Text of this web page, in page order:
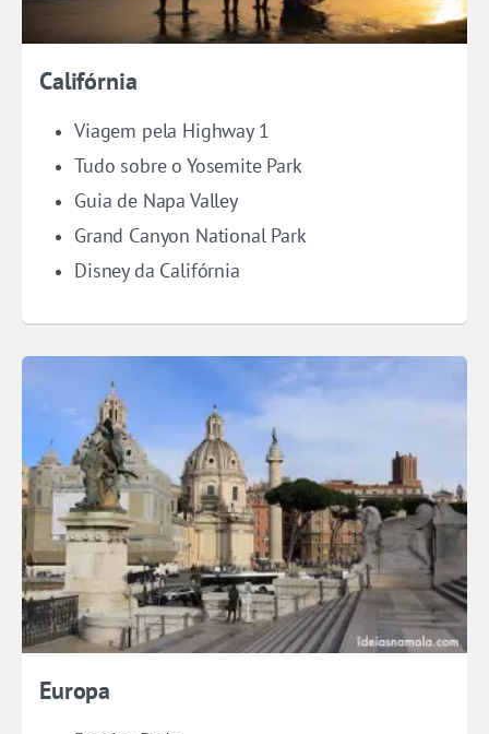
Califórnia
Viagem pela Highway 1
Tudo sobre o Yosemite Park
Guia de Napa Valley
Grand Canyon National Park
Disney da Califórnia
Europa